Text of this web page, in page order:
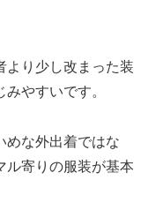
より少し改まった装
やすいです。
めな外出着ではな
ル寄りの服装が基本